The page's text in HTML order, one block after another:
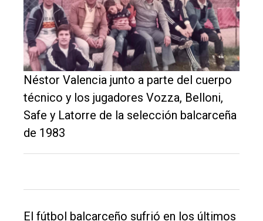
Néstor Valencia junto a parte del cuerpo
técnico y los jugadores Vozza, Belloni,
Safe y Latorre de la selección balcarceña
de 1983
El fútbol balcarceño sufrió en los últimos